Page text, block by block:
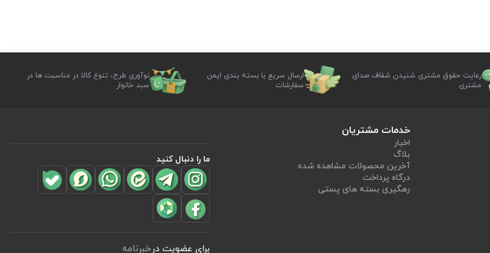
رعایت حقوق مشتری شنیدن شفاف صدای
مشتری
ارسال سریع با بسته بندی ایمن
سفارشات
نوآوری طرح، تنوع کالا در مناسبت ها در
سبد خانوار
خدمات مشتریان
اخبار
بلاگ
آخرین محصولات مشاهده شده
درگاه پرداخت
رهگیری بسته های پستی
ما را دنبال کنید
برای عضویت درخبرنامه